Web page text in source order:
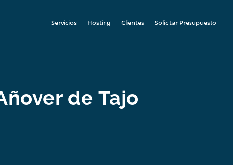
Servicios Hosting Clientes Solicitar Presupuesto
de Tajo